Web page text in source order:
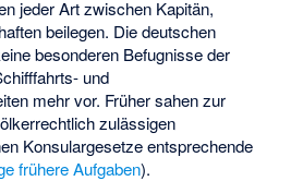
jeder Art zwischen Kapitän,
beilegen. Die deutschen
besonderen Befugnisse der
und
mehr vor. Früher sahen zur
zulässigen
Konsulargesetze entsprechende
frühere Aufgaben).